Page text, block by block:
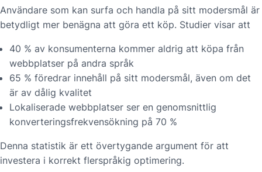
Användare som kan surfa och handla på sitt modersmål är
betydligt mer benägna att göra ett köp. Studier visar att
40 % av konsumenterna kommer aldrig att köpa från
webbplatser på andra språk
65 % föredrar innehåll på sitt modersmål, även om det
är av dålig kvalitet
Lokaliserade webbplatser ser en genomsnittlig
konverteringsfrekvensökning på 70 %
Denna statistik är ett övertygande argument för att
investera i korrekt flerspråkig optimering.